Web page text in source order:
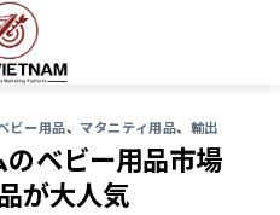
ビー用品、 マタニティ用品、 輸出
ベビー用品市場
が大人気